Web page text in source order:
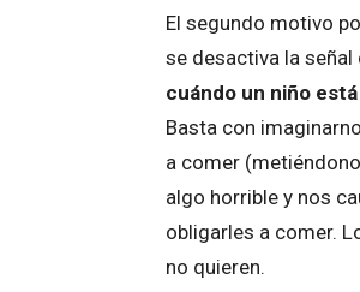
El segundo motivo
se desactiva la
cuándo un niño
Basta con
a comer
algo horrible y nos
obligarles a comer.
no quieren.